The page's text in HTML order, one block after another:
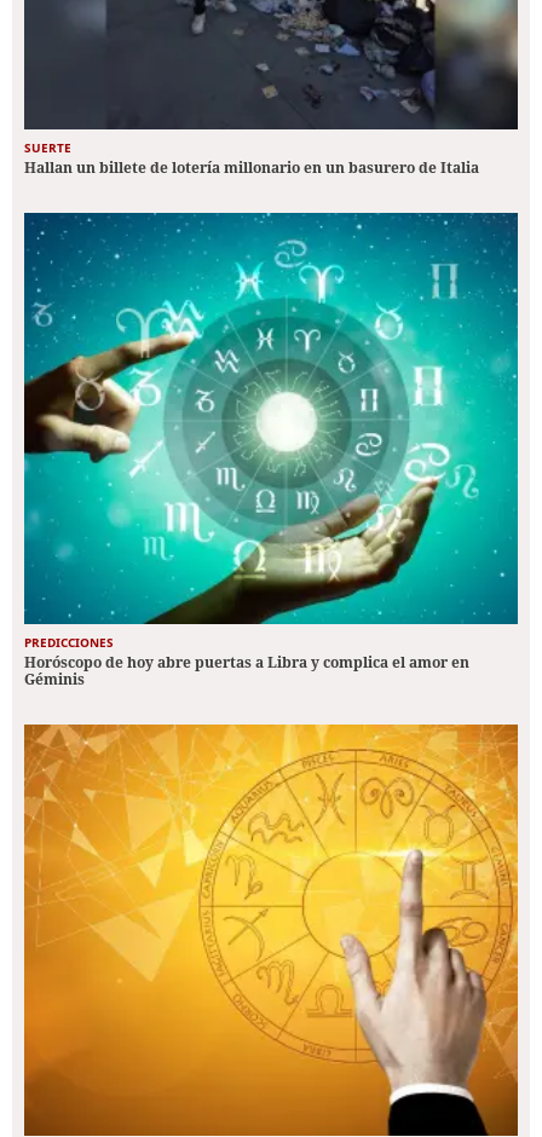
SUERTE
Hallan un billete de lotería millonario en un basurero de Italia
PREDICCIONES
Horóscopo de hoy abre puertas a Libra y complica el amor en
Géminis